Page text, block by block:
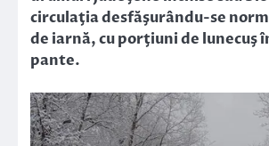
circulaţia desfăşurându-se
de iarnă, cu porţiuni de lunecuş
pante.